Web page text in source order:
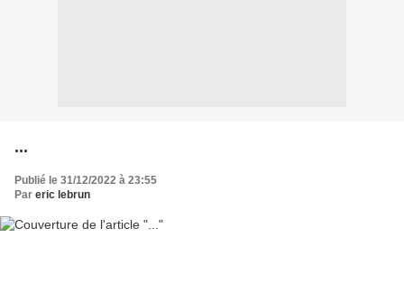
...
Publié le 31/12/2022 à 23:55
Par eric lebrun